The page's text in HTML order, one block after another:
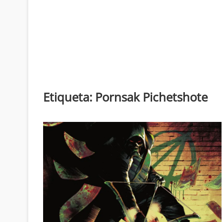
Etiqueta: Pornsak Pichetshote